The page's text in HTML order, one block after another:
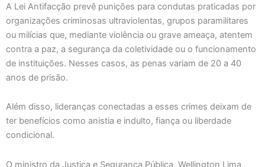
A Lei Antifacção prevê punições para condutas praticadas por
organizações criminosas ultraviolentas, grupos paramilitares
ou milícias que, mediante violência ou grave ameaça, atentem
contra a paz, a segurança da coletividade ou o funcionamento
de instituições. Nesses casos, as penas variam de 20 a 40
anos de prisão.
Além disso, lideranças conectadas a esses crimes deixam de
ter benefícios como anistia e indulto, fiança ou liberdade
condicional.
O ministro da Justiça e Segurança Pública, Wellington Lima,